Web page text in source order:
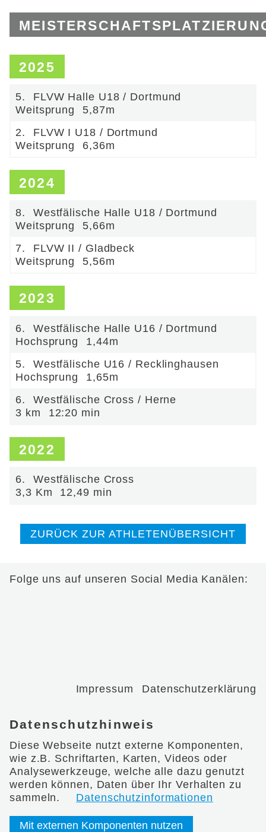
2025
5.
FLVW Halle U18 / Dortmund
Weitsprung
5,87m
2.
FLVW I U18 / Dortmund
Weitsprung
6,36m
2024
8.
Westfälische Halle U18 / Dortmund
Weitsprung
5,66m
7.
FLVW II / Gladbeck
Weitsprung
5,56m
2023
6.
Westfälische Halle U16 / Dortmund
Hochsprung
1,44m
5.
Westfälische U16 / Recklinghausen
Hochsprung
1,65m
6.
Westfälische Cross / Herne
3 km
12:20 min
2022
6.
Westfälische Cross
3,3 Km
12,49 min
ZURÜCK ZUR ATHLETENÜBERSICHT
Folge uns auf unseren Social Media Kanälen:
Impressum Datenschutzerklärung
Datenschutzhinweis
Diese Webseite nutzt externe Komponenten,
wie z.B. Schriftarten, Karten, Videos oder
Analysewerkzeuge, welche alle dazu genutzt
werden können, Daten über Ihr Verhalten zu
sammeln.
Datenschutzinformationen
Mit externen Komponenten nutzen